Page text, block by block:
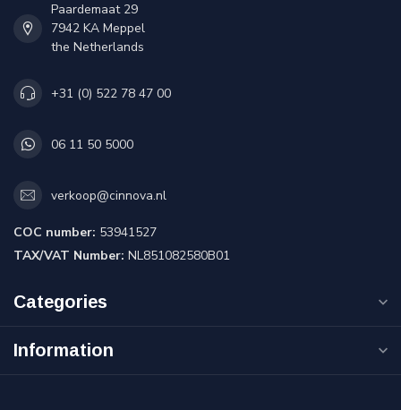
Paardemaat 29
7942 KA Meppel
the Netherlands
+31 (0) 522 78 47 00
06 11 50 5000
verkoop@cinnova.nl
COC number: 53941527
TAX/VAT Number: NL851082580B01
Categories
Information